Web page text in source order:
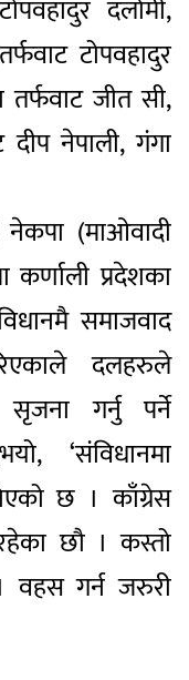
दर्लामी,
टोपवहादुर
जीत सी,
नेपाली, गंगा
नेकपा (माओवादी
कर्णाली प्रदेशका
समाजवाद
दलहरुले
गर्नु पर्ने
‘संविधानमा
छ । काँग्रेस
छौ । कस्तो
वहस गर्न जरुरी